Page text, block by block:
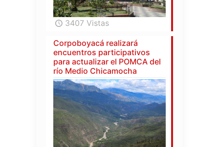
3407 Vistas
Corpoboyacá realizará
encuentros participativos
para actualizar el POMCA del
río Medio Chicamocha